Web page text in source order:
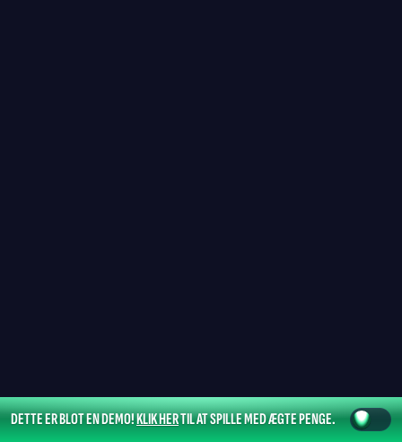
DETTE ER BLOT EN DEMO!KLIK HERTIL AT SPILLE MED ÆGTE PENGE.